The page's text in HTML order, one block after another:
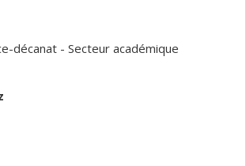
décanat - Secteur académique